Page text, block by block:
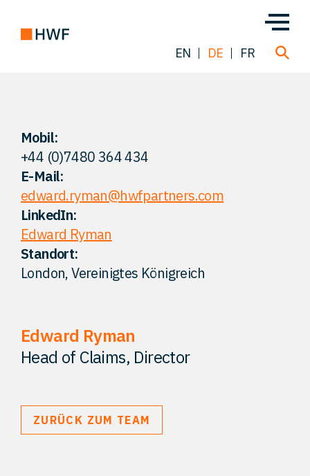
Team
Lösungen
Kontakt
EN DE FR
Mobil:
+44 (0)7480 364 434
E-Mail:
edward.ryman@hwfpartners.com
LinkedIn:
Edward Ryman
Standort:
London, Vereinigtes Königreich
Edward Ryman
Head of Claims, Director
ZURÜCK ZUM TEAM